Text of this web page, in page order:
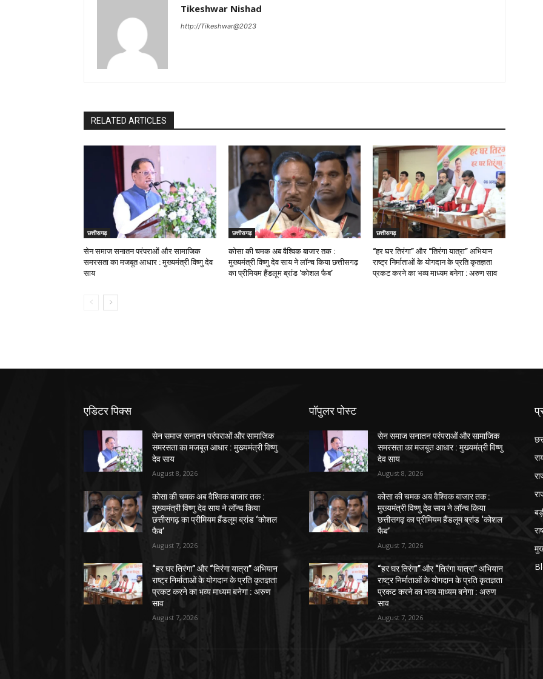
Tikeshwar Nishad
http://Tikeshwar@2023
RELATED ARTICLES
छत्तीसगढ़
सेन समाज सनातन परंपराओं और सामाजिक
समरसता का मजबूत आधार : मुख्यमंत्री विष्णु देव
साय
छत्तीसगढ़
कोसा की चमक अब वैश्विक बाजार तक :
मुख्यमंत्री विष्णु देव साय ने लॉन्च किया छत्तीसगढ़
का प्रीमियम हैंडलूम ब्रांड ‘कोशल फैब’
छत्तीसगढ़
“हर घर तिरंगा” और “तिरंगा यात्रा” अभियान
राष्ट्र निर्माताओं के योगदान के प्रति कृतज्ञता
प्रकट करने का भव्य माध्यम बनेगा : अरुण साव
एडिटर पिक्स
सेन समाज सनातन परंपराओं और सामाजिक
समरसता का मजबूत आधार : मुख्यमंत्री विष्णु
देव साय
August 8, 2026
कोसा की चमक अब वैश्विक बाजार तक :
मुख्यमंत्री विष्णु देव साय ने लॉन्च किया
छत्तीसगढ़ का प्रीमियम हैंडलूम ब्रांड ‘कोशल
फैब’
August 7, 2026
“हर घर तिरंगा” और “तिरंगा यात्रा” अभियान
राष्ट्र निर्माताओं के योगदान के प्रति कृतज्ञता
प्रकट करने का भव्य माध्यम बनेगा : अरुण
साव
August 7, 2026
पॉपुलर पोस्ट
सेन समाज सनातन परंपराओं और सामाजिक
समरसता का मजबूत आधार : मुख्यमंत्री विष्णु
देव साय
August 8, 2026
कोसा की चमक अब वैश्विक बाजार तक :
मुख्यमंत्री विष्णु देव साय ने लॉन्च किया
छत्तीसगढ़ का प्रीमियम हैंडलूम ब्रांड ‘कोशल
फैब’
August 7, 2026
“हर घर तिरंगा” और “तिरंगा यात्रा” अभियान
राष्ट्र निर्माताओं के योगदान के प्रति कृतज्ञता
प्रकट करने का भव्य माध्यम बनेगा : अरुण
साव
August 7, 2026